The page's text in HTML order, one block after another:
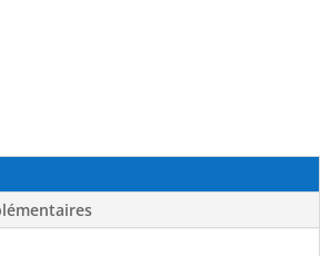
compartiment intérieur.